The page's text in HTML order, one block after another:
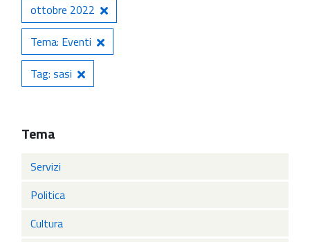
ottobre 2022
Tema: Eventi
Tag: sasi
Tema
Servizi
Politica
Cultura